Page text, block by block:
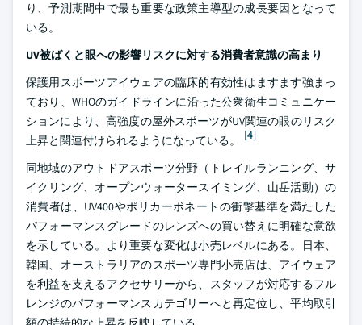
り、予測期間中で最も重要な政策主導型の成長要因となって
いる。
UV被ばくと眼への影響リスクに対する消費者意識の高まり
保護用スポーツアイウェアの臨床的有効性はますます強まっ
ており、WHOのガイドラインに沿った公衆衛生コミュニケー
ションにより、高強度の屋外スポーツがUV関連の眼のリスク
上昇と関連付けられるようになっている。
[4]
同地域のアウトドアスポーツ分野（トレイルランニング、サ
イクリング、オープンウォータースイミング、山岳活動）の
消費者は、UV400やポリカーボネートの衝撃基準を満たした
パフォーマンスグレードのレンズへの買い替えに明確な意欲
を示している。より重要な変化は小売レベルにある。日本、
韓国、オーストラリアのスポーツ専門小売店は、アイウェア
を利益を支えるアクセサリーから、スタッフが対応するフル
レンジのパフォーマンスカテゴリーへと再定位し、平均取引